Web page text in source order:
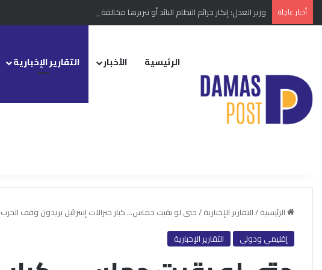
أخبار عاجلة وزير العدل: إنكار جرائم النظام البائد أو تبريرها مخالفة دستورية.. ومشروع قانون
الرئيسية الأخبار التقارير الإخبارية
الرئيسية/التقارير الإخبارية/حتى لو بقيت حماس… كبار جنرالات إسرائيل يريدون وقف
إقليمي ودولي
التقارير الإخبارية